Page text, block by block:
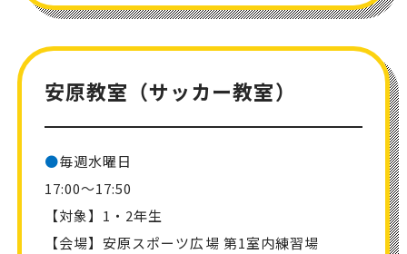
安原教室（サッカー教室）
●毎週水曜日
17:00～17:50
【対象】1・2年生
【会場】安原スポーツ広場 第1室内練習場